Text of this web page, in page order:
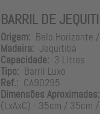
BARRIL DE
Origem: Belo Horizonte
Madeira: Jequitibá
Capacidade: 3 Litros
Tipo: Barril Luxo
Ref.: CA90295
Dimensões Aproximadas:
(LxAxC) - 35cm / 35cm